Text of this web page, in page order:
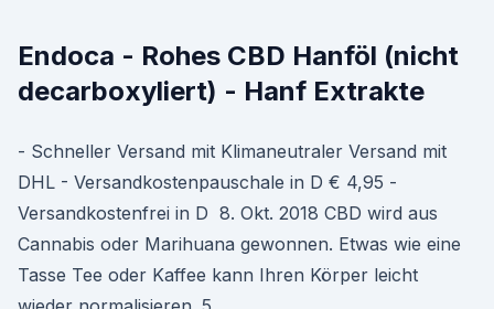
Endoca - Rohes CBD Hanföl (nicht
decarboxyliert) - Hanf Extrakte
- Schneller Versand mit Klimaneutraler Versand mit
DHL - Versandkostenpauschale in D € 4,95 -
Versandkostenfrei in D 8. Okt. 2018 CBD wird aus
Cannabis oder Marihuana gewonnen. Etwas wie eine
Tasse Tee oder Kaffee kann Ihren Körper leicht